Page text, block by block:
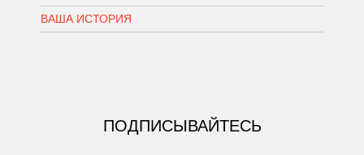
ВАША ИСТОРИЯ
ПОДПИСЫВАЙТЕСЬ